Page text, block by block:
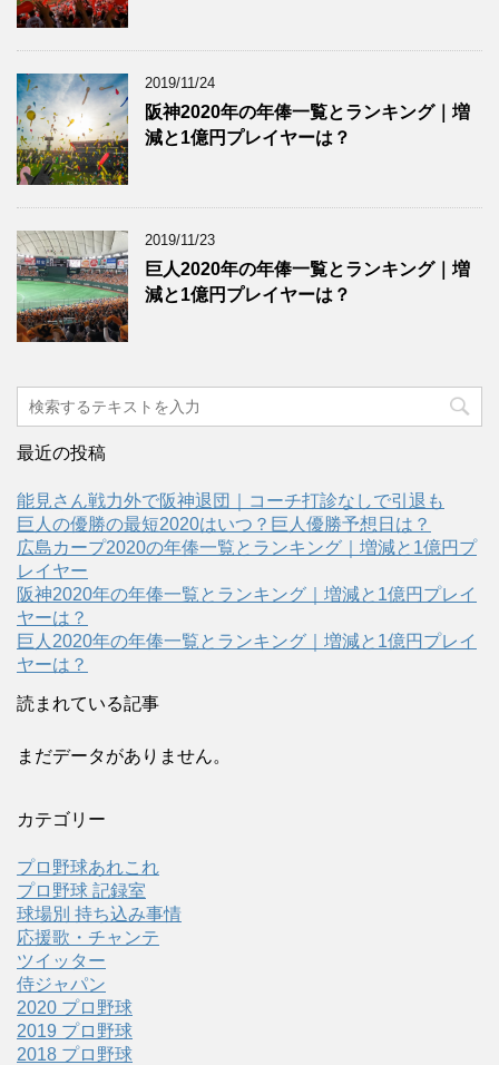
2019/11/24
阪神2020年の年俸一覧とランキング｜増
減と1億円プレイヤーは？
2019/11/23
巨人2020年の年俸一覧とランキング｜増
減と1億円プレイヤーは？
最近の投稿
能見さん戦力外で阪神退団｜コーチ打診なしで引退も
巨人の優勝の最短2020はいつ？巨人優勝予想日は？
広島カープ2020の年俸一覧とランキング｜増減と1億円プ
レイヤー
阪神2020年の年俸一覧とランキング｜増減と1億円プレイ
ヤーは？
巨人2020年の年俸一覧とランキング｜増減と1億円プレイ
ヤーは？
読まれている記事
まだデータがありません。
カテゴリー
プロ野球あれこれ
プロ野球 記録室
球場別 持ち込み事情
応援歌・チャンテ
ツイッター
侍ジャパン
2020 プロ野球
2019 プロ野球
2018 プロ野球